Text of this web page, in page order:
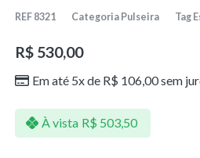
REF 8321 Categoria Pulseira Tag
R$530,00
Em até 5x de R$ 106,00sem
À vista R$ 503,50